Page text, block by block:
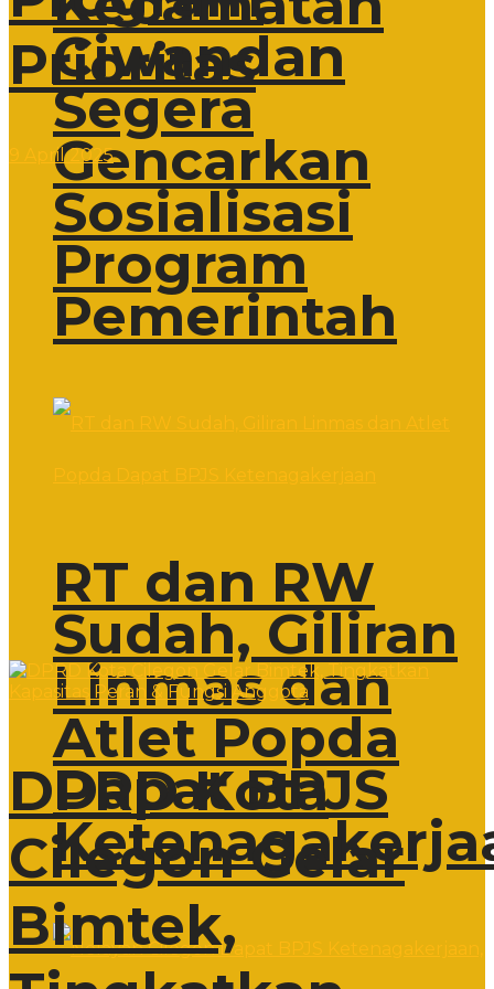
Ciwandan
Segera
Gencarkan
Sosialisasi
Program
Pemerintah
RT dan RW
Sudah, Giliran
Linmas dan
Atlet Popda
Dapat BPJS
Prioritas
9 April 2025
DPRD Kota
Cilegon Gelar
Bimtek,